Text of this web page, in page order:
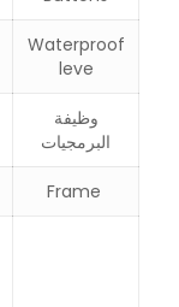
Waterproof
leve
وظيفة
البرمجيات